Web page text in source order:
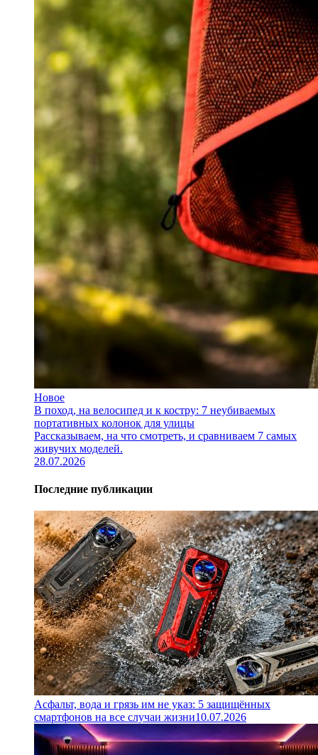
Новое
В поход, на велосипед и к костру: 7 неубиваемых
портативных колонок для улицы
Рассказываем, на что смотреть, и сравниваем 7 самых
живучих моделей.
28.07.2026
Последние публикации
Асфальт, вода и грязь им не указ: 5 защищённых
смартфонов на все случаи жизни10.07.2026